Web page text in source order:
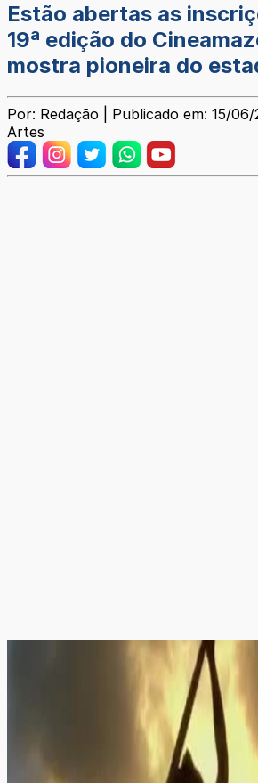
Estão abertas as
19ª edição do
mostra pioneira do
Por: Redação | Publicado em: 15/
Artes